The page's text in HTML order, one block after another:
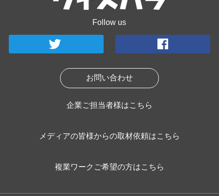
Follow us
お問い合わせ
企業ご担当者様はこちら
メディアの皆様からの取材依頼はこちら
複業ワークご希望の方はこちら